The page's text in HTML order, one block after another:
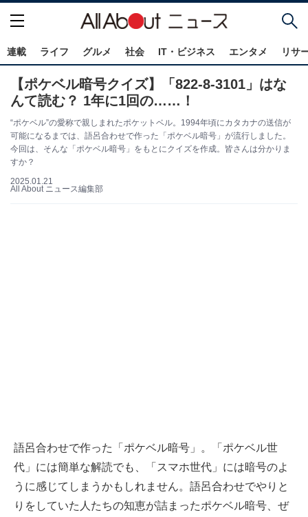
連載 ライフ グルメ 社会 IT・ビジネス エンタメ リサ
【ポケベル暗号クイズ】「822-8-3101」はな
んて読む？ 1年に1回の……！
“ポケベル”の愛称で親しまれたポケットベル。1994年頃にカタカナの送信が
可能になるまでは、語呂合わせで作った「ポケベル暗号」が流行しました。
今回は、そんな「ポケベル暗号」をもとにクイズを作成。皆さんは分かりま
すか？
2025.01.21
All About ニュース編集部
語呂合わせで作った「ポケベル暗号」。「ポケベル世
代」には簡単な解読でも、「スマホ世代」には暗号のよ
うに感じてしまうかもしれません。語呂合わせでやりと
りをしていた人たちの知恵が詰まったポケベル暗号、ぜ